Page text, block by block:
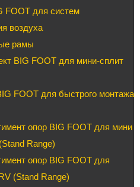
FOOT для систем
воздуха
рамы
BIG FOOT для мини-сплит
FOOT для быстрого монтажа
опор BIG FOOT для мини
Range)
опор BIG FOOT для
(Stand Range)